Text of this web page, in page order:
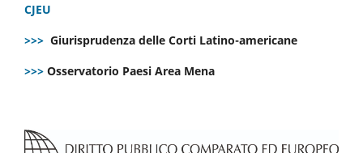
CJEU
>>> Giurisprudenza delle Corti Latino-americane
>>> Osservatorio Paesi Area Mena